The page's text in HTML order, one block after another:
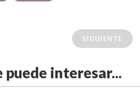
SIGUIENTE
puede interesar...